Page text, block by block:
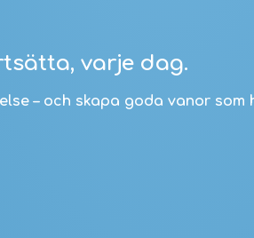
varje dag.
– och skapa goda vanor